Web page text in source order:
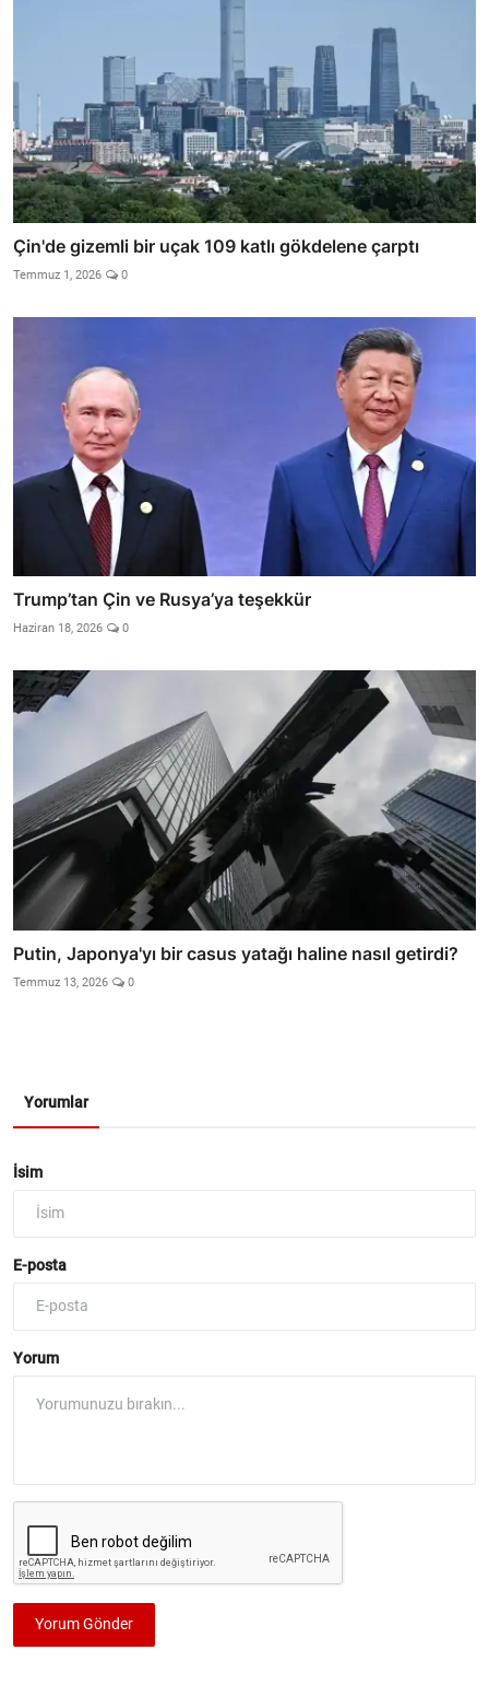
Çin'de gizemli bir uçak 109 katlı gökdelene çarptı
Temmuz 1, 2026 0
Trump’tan Çin ve Rusya’ya teşekkür
Haziran 18, 2026 0
Putin, Japonya'yı bir casus yatağı haline nasıl getirdi?
Temmuz 13, 2026 0
Yorumlar
İsim
E-posta
Yorum
Yorum Gönder